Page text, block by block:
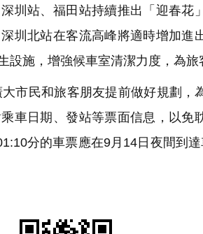
圳站、福田站持續推出「迎春花
圳北站在客流高峰將適時增加進
施，增強候車室清潔力度，為旅
市民和旅客朋友提前做好規劃，
車日期、發站等票面信息，以免
分的車票應在9月14日夜間到達